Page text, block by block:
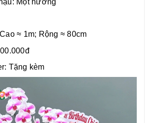
≈ 1m; Rộng ≈ 80cm
Tặng kèm